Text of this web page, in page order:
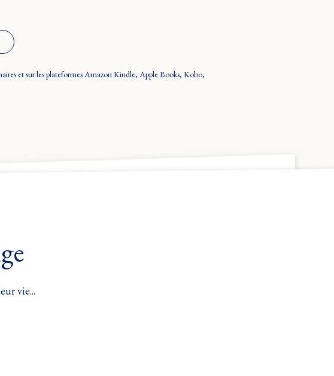
et sur les plateformes Amazon Kindle, Apple Books, Kobo,
vie...